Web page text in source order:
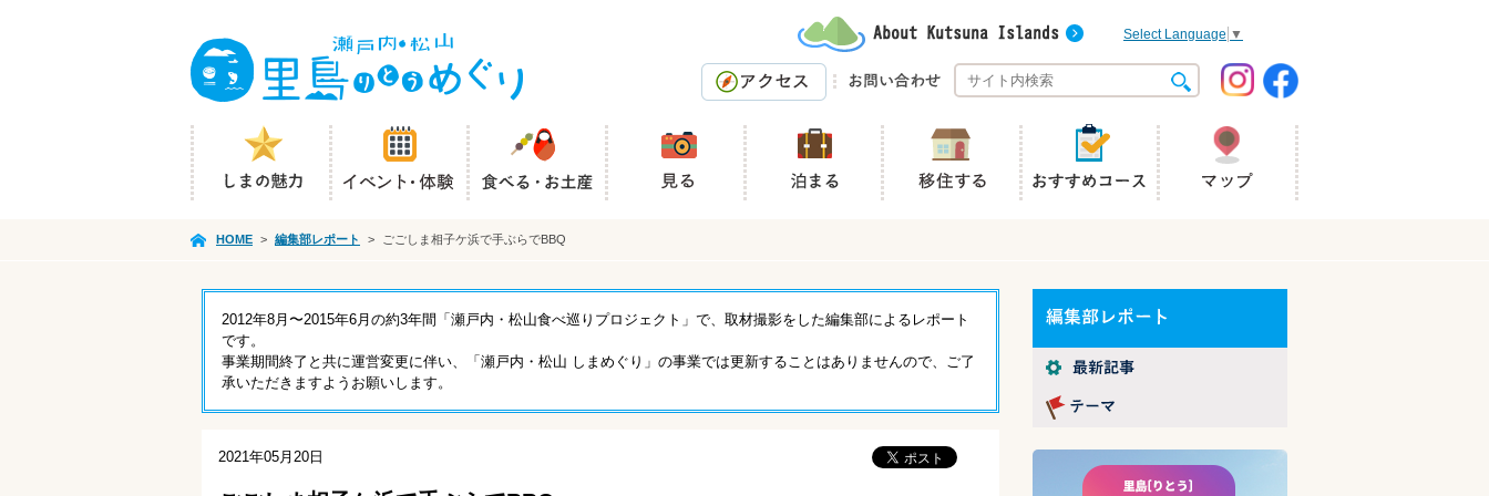
Select Language ▼
HOME > 編集部レポート > ごごしま相子ケ浜で手ぶらでBBQ
2012年8月〜2015年6月の約3年間「瀬戸内・松山食べ巡りプロジェクト」で、取材撮影をした編集部によるレポート
です。
事業期間終了と共に運営変更に伴い、「瀬戸内・松山 しまめぐり」の事業では更新することはありませんので、ご了
承いただきますようお願いします。
2021年05月20日